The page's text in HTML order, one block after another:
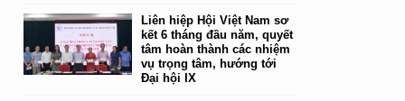
Liên hiệp Hội Việt Nam sơ
kết 6 tháng đầu năm, quyết
tâm hoàn thành các nhiệm
vụ trọng tâm, hướng tới
Đại hội IX